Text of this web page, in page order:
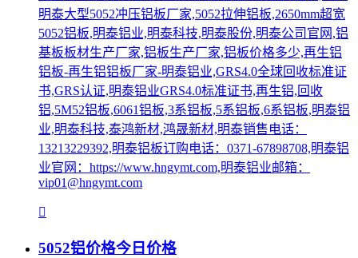
明泰大型5052冲压铝板厂家,5052拉伸铝板,2650mm超宽
5052铝板,明泰铝业,明泰科技,明泰股份,明泰公司官网,铝
基板板材生产厂家,铝板生产厂家,铝板价格多少,再生铝
铝板-再生铝铝板厂家-明泰铝业,GRS4.0全球回收标准证
书,GRS认证,明泰铝业GRS4.0标准证书,再生铝,回收
铝,5M52铝板,6061铝板,3系铝板,5系铝板,6系铝板,明泰铝
业,明泰科技,泰鸿新材,鸿晟新材,明泰销售电话：
13213229392,明泰铝板订购电话：0371-67898708,明泰铝
业官网：https://www.hngymt.com,明泰铝业邮箱：
vip01@hngymt.com
5052铝价格今日价格